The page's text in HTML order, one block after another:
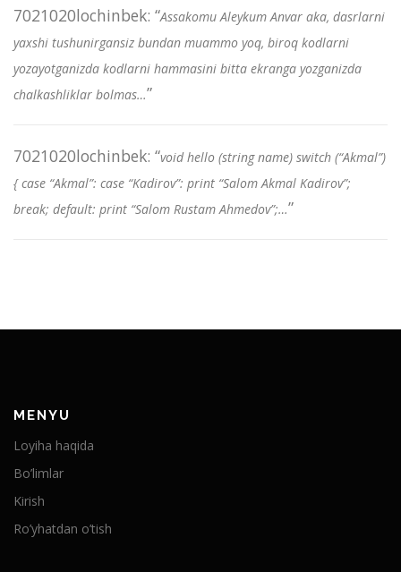
7021020lochinbek: “Assakomu Aleykum Anvar aka, dasrlarni
yaxshi tushunirgansiz bundan muammo yoq, biroq kodlarni
yozayotganizda kodlarni hammasini bitta ekranga yozganizda
chalkashliklar bolmas…”
7021020lochinbek: “void hello (string name) switch (“Akmal”)
{ case “Akmal”: case “Kadirov”: print “Salom Akmal Kadirov”;
break; default: print “Salom Rustam Ahmedov”;…”
MENYU
Loyiha haqida
Bo’limlar
Kirish
Ro’yhatdan o’tish